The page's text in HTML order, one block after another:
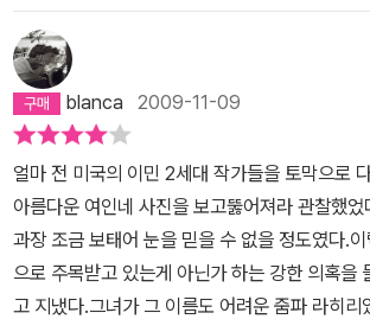
이렇게 말하며 그녀의 허리에 손을 둘러 자기 쪽
로 끌어내렸다. '먼저 인도에 가서 생각을 해보라
(뭍에 오르다, p.389)그는 그런 말을 미리 했어
해서 건성으로 들리지 않았을까 걱정스러웠다.
퉁명스럽게 대해 후회가 됐다. 어른이 되어 그의
아는 사람을 만난 건, 또 지속적인 관계를 갖고
여자는 처음이었다. 다시 우연히 만날 때까지 기
다른 남자와 공유하고 싶지도 않았다. (뭍에 오
일 정신이 없었어. 어머니와 이모들이랑 나가서
장신구들을 골랐어. 사리 상점에서 우리는 몇 시
에서 칭얼거리며 말을 들어주고 눈을 맞추어주
렁하게 보내는 사람이 더 소중하다.엄마의 마음
기울어가는 것이 지극히 당연할 수 밖에 없다는
긴 힘들다. 촌스럽고 부끄럽고 남에게 내어보이
투박하고 낯선 x통제는 벗어나고 싶은 게 당연하
라에게 더 끌리는 게 당연하다.엄마와의 인연은
싶고 데보라와는 무엇이든 연결되고 싶은 마음
닌데 엄마는 늘 그 자리에 있을테니 하는 마음도
와 다른 사람이고 싶다는 딸에게 데보라는 참 매
고 엄마는 데보라의 등장으로 프라납도 잃고 딸
커다란 집에서 사는 것도 싫었다. 그동안 소유했
와 옷가지와 물건을 최근에 정리하지 않았던가.
지 규모가 불어난다. 그는 이제 그 시점을 넘겼
건 어쩔 수 없이 나빠진다는 사실에서 딸을 보호
보면 그가 두려워했던 것들이 사실로 드러났다.
체, 이 땅에 아이들을 낳는다는 자체가 때로 만
부터 어딘가 잘못된 일이다. 하지만 이건 그저 노
처럼 되어버린 노인네의 생각일 뿐이다. 물론 가
되는건 아니다. 분명히 사랑하는 사람이 있고 사
부가 되고 싶지 않았다.그 복잡함과 불화, 서로
에너지 속에 있고 싶지 않았다.딸 인생의 주변에
그늘에서 살고 싶지 않았다.더구나 아이들이 커
득 찰 커다란 집에서 사는 것도 싫었다.고동안 소
서류와 옷가지와 물건을 최근에 정리하지 않았던
까지 규모가 불어난다.그는 이제 그 시점을 넘겼
화자의 속마음을 아주 공평하게 들려준다. 처음
점만으로도 이야기는 충분하지 않나 싶었다. 아
의, 불가해한 인물로 남겨두는 게 어땠을까 싶은.
각해보니, 줌파 라히리가 쓰고 싶었던 것은 어떤
blanca 2009-11-09
얼마 전 미국의 이민 2세대 작가들을 토막으로
아름다운 여인네 사진을 보고뚫어져라 관찰했었
과장 조금 보태어 눈을 믿을 수 없을 정도였다.
으로 주목받고 있는게 아닌가 하는 강한 의혹을
고 지냈다.그녀가 그 이름도 어려운 줌파 라히리